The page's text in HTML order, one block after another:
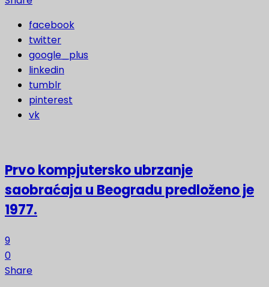
facebook
twitter
google_plus
linkedin
tumblr
pinterest
vk
Prvo kompjutersko ubrzanje
saobraćaja u Beogradu predloženo je
1977.
9
0
Share